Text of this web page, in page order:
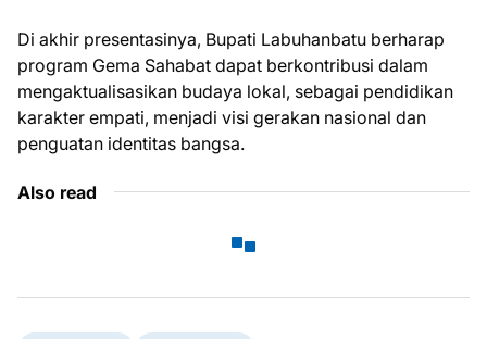
Di akhir presentasinya, Bupati Labuhanbatu berharap
program Gema Sahabat dapat berkontribusi dalam
mengaktualisasikan budaya lokal, sebagai pendidikan
karakter empati, menjadi visi gerakan nasional dan
penguatan identitas bangsa.
Also read